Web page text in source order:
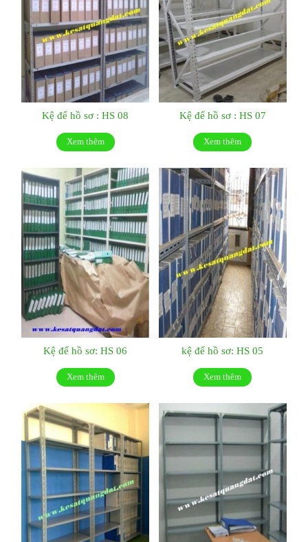
Kệ để hồ sơ : HS 08
Xem thêm
Kệ để hồ sơ : HS 07
Xem thêm
Kệ để hồ sơ: HS 06
Xem thêm
kệ để hồ sơ: HS 05
Xem thêm